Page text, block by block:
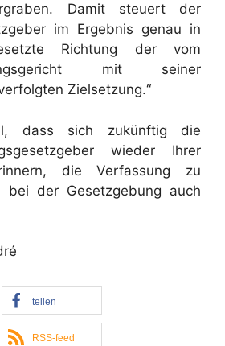
Damit steuert der
im Ergebnis genau in
Richtung der vom
mit seiner
Zielsetzung.“
dass sich zukünftig die
wieder Ihrer
die Verfassung zu
bei der Gesetzgebung auch
teilen
RSS-feed